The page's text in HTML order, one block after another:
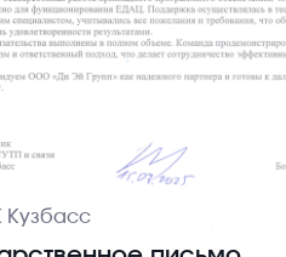
пр. Фрунзе, 117А,